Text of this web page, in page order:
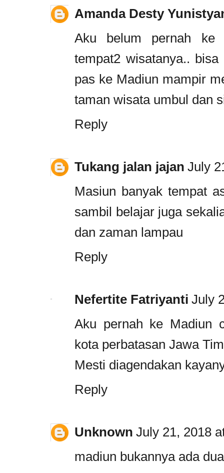
Amanda Desty
Aku belum pernah ke
tempat2 wisatanya..
pas ke Madiun mampir
taman wisata umbul dan
Reply
Tukang jalan jajan July
Masiun banyak tempat
sambil belajar juga
dan zaman lampau
Reply
Nefertite Fatriyanti July
Aku pernah ke Madiun
kota perbatasan Jawa
Mesti diagendakan
Reply
Unknown July 21, 2018
madiun bukannya ada